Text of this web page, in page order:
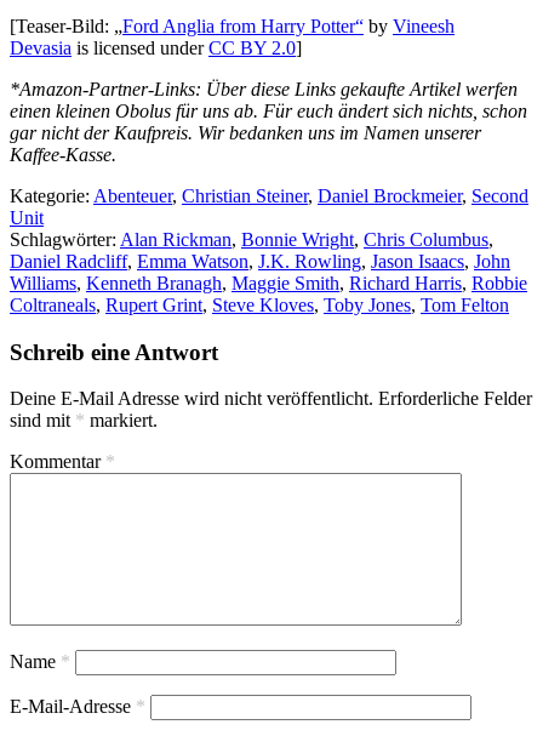
[Teaser-Bild: „Ford Anglia from Harry Potter“ by Vineesh
Devasia is licensed underCC BY 2.0]
*Amazon-Partner-Links: Über diese Links gekaufte Artikel werfen
einen kleinen Obolus für uns ab. Für euch ändert sich nichts, schon
gar nicht der Kaufpreis. Wir bedanken uns im Namen unserer
Kaffee-Kasse.
Kategorie: Abenteuer, Christian Steiner, Daniel Brockmeier, Second
Unit
Schlagwörter: Alan Rickman, Bonnie Wright, Chris Columbus,
Daniel Radcliff, Emma Watson, J.K. Rowling, Jason Isaacs, John
Williams, Kenneth Branagh, Maggie Smith, Richard Harris, Robbie
Coltraneals, Rupert Grint, Steve Kloves, Toby Jones, Tom Felton
Schreib eine Antwort
Deine E-Mail Adresse wird nicht veröffentlicht. Erforderliche Felder
sind mit * markiert.
Kommentar *
Name *
E-Mail-Adresse *